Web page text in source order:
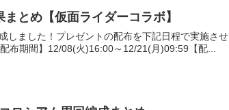
とめ【仮面ライダーコラボ】
ました！プレゼントの配布を下記日程で実施さ
布期間】12/08(火)16:00～12/21(月)09:59【配...